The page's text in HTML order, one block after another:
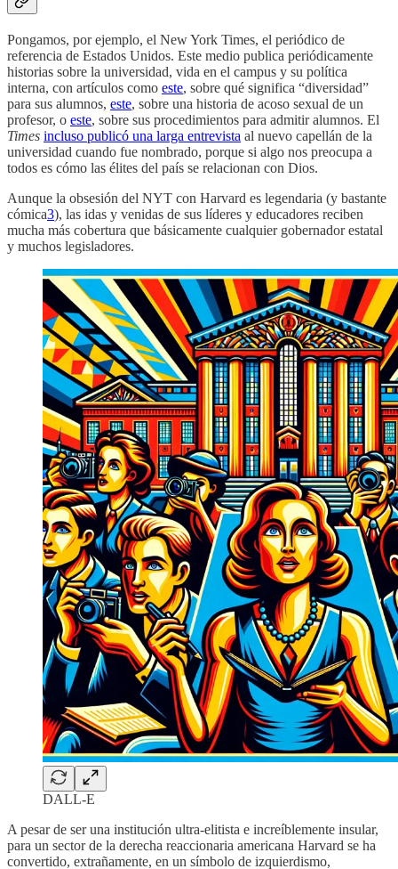
Pongamos, por ejemplo, el New York Times, el periódico de
referencia de Estados Unidos. Este medio publica periódicamente
historias sobre la universidad, vida en el campus y su política
interna, con artículos como este, sobre qué significa “diversidad”
para sus alumnos, este, sobre una historia de acoso sexual de un
profesor, o este, sobre sus procedimientos para admitir alumnos. El
Times incluso publicó una larga entrevista al nuevo capellán de la
universidad cuando fue nombrado, porque si algo nos preocupa a
todos es cómo las élites del país se relacionan con Dios.
Aunque la obsesión del NYT con Harvard es legendaria (y bastante
cómica3), las idas y venidas de sus líderes y educadores reciben
mucha más cobertura que básicamente cualquier gobernador estatal
y muchos legisladores.
DALL-E
A pesar de ser una institución ultra-elitista e increíblemente insular,
para un sector de la derecha reaccionaria americana Harvard se ha
convertido, extrañamente, en un símbolo de izquierdismo,